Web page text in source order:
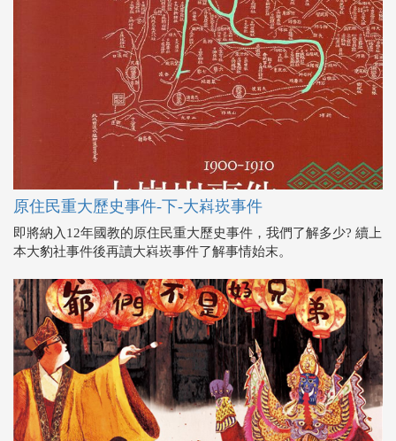
原住民重大歷史事件-下-大嵙崁事件
即將納入12年國教的原住民重大歷史事件，我們了解多少? 續上
本大豹社事件後再讀大嵙崁事件了解事情始末。